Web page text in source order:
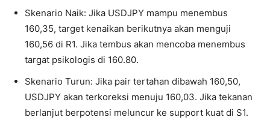
Skenario Naik: Jika USDJPY mampu menembus
160,35, target kenaikan berikutnya akan menguji
160,56 di R1. Jika tembus akan mencoba menembus
targat psikologis di 160.80.
Skenario Turun: Jika pair tertahan dibawah 160,50,
USDJPY akan terkoreksi menuju 160,03. Jika tekanan
berlanjut berpotensi meluncur ke support kuat di S1.